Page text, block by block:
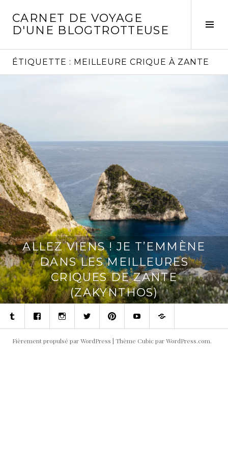
contenu
CARNET DE VOYAGE
D'UNE BLOGTROTTEUSE
ÉTIQUETTE : MEILLEURE CRIQUE À ZANTE
ALLEZ VIENS ! JE T’EMMÈNE
DANS LES MEILLEURES
CRIQUES DE ZANTE
(ZAKYNTHOS)
TumblrFacebookInstagramTwitterPinterestYoutubeContact
Fièrement propulsé par WordPress | Thème Cubic parWordPress.com.